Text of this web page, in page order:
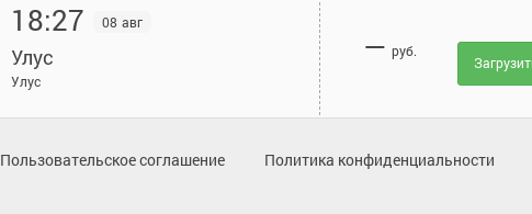
18:27 08 авг
Улус
Улус
— руб.
Пользовательское соглашение
Политика конфиденциальности